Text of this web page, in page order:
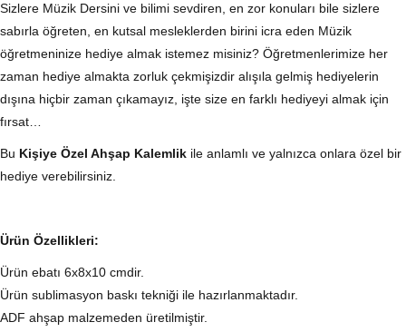
Sizlere Müzik Dersini ve bilimi sevdiren, en zor konuları bile sizlere
sabırla öğreten, en kutsal mesleklerden birini icra eden Müzik
öğretmeninize hediye almak istemez misiniz? Öğretmenlerimize her
zaman hediye almakta zorluk çekmişizdir alışıla gelmiş hediyelerin
dışına hiçbir zaman çıkamayız, işte size en farklı hediyeyi almak için
fırsat…
Bu Kişiye Özel Ahşap Kalemlik ile anlamlı ve yalnızca onlara özel bir
hediye verebilirsiniz.
Ürün Özellikleri:
Ürün ebatı 6x8x10 cmdir.
Ürün sublimasyon baskı tekniği ile hazırlanmaktadır.
ADF ahşap malzemeden üretilmiştir.